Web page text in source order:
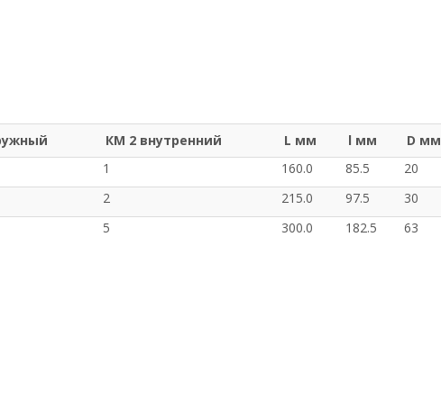
КМ 2 внутренний L мм l мм D мм
1 160.0 85.5 20
2 215.0 97.5 30
5 300.0 182.5 63